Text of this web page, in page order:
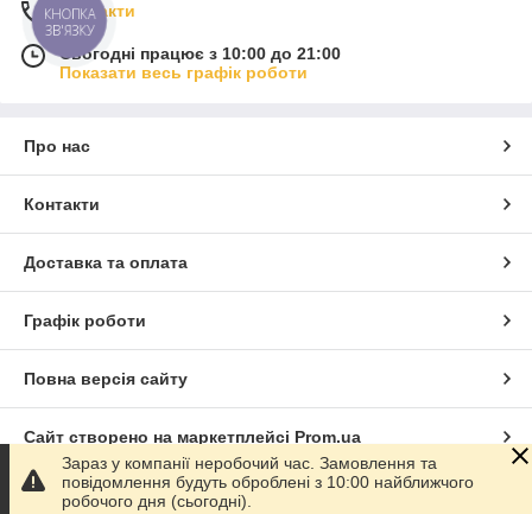
Контакти
Сьогодні працює з 10:00 до 21:00
Показати весь графік роботи
Про нас
Контакти
Доставка та оплата
Графік роботи
Повна версія сайту
Сайт створено на маркетплейсі Prom.ua
Політика конфіденційності
Зараз у компанії неробочий час. Замовлення та
повідомлення будуть оброблені з 10:00 найближчого
робочого дня (сьогодні).
КНОПКА
ЗВ'ЯЗКУ